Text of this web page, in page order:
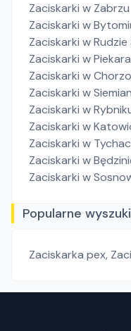
Zaciskarki w Zabrzu
Zaciskarki w
Zaciskarki w Rudzie
Zaciskarki w
Zaciskarki w
Zaciskarki w
Zaciskarki w
Zaciskarki w
Zaciskarki w
Zaciskarki w
Zaciskarki w
Popularne
Zaciskarka pex,